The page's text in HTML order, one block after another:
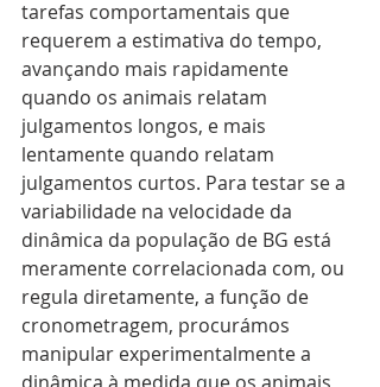
tarefas comportamentais que
requerem a estimativa do tempo,
avançando mais rapidamente
quando os animais relatam
julgamentos longos, e mais
lentamente quando relatam
julgamentos curtos. Para testar se a
variabilidade na velocidade da
dinâmica da população de BG está
meramente correlacionada com, ou
regula diretamente, a função de
cronometragem, procurámos
manipular experimentalmente a
dinâmica à medida que os animais